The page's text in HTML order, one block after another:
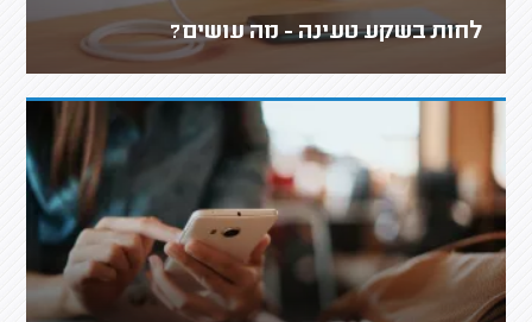
לחות בשקע טעינה - מה עושים?